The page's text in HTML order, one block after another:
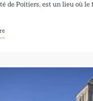
de Poitiers, est un lieu où